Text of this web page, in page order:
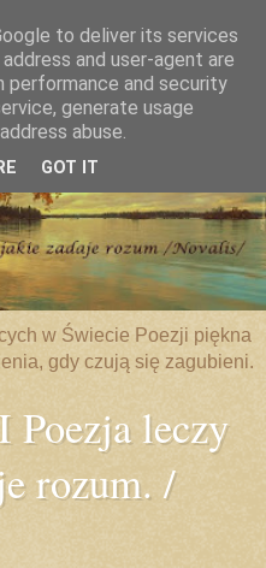
w Świecie Poezji piękna
gdy czują się zagubieni.
leczy
rozum. /
to deliver its services
and user-agent are
performance and security
generate usage
abuse.
GOT IT